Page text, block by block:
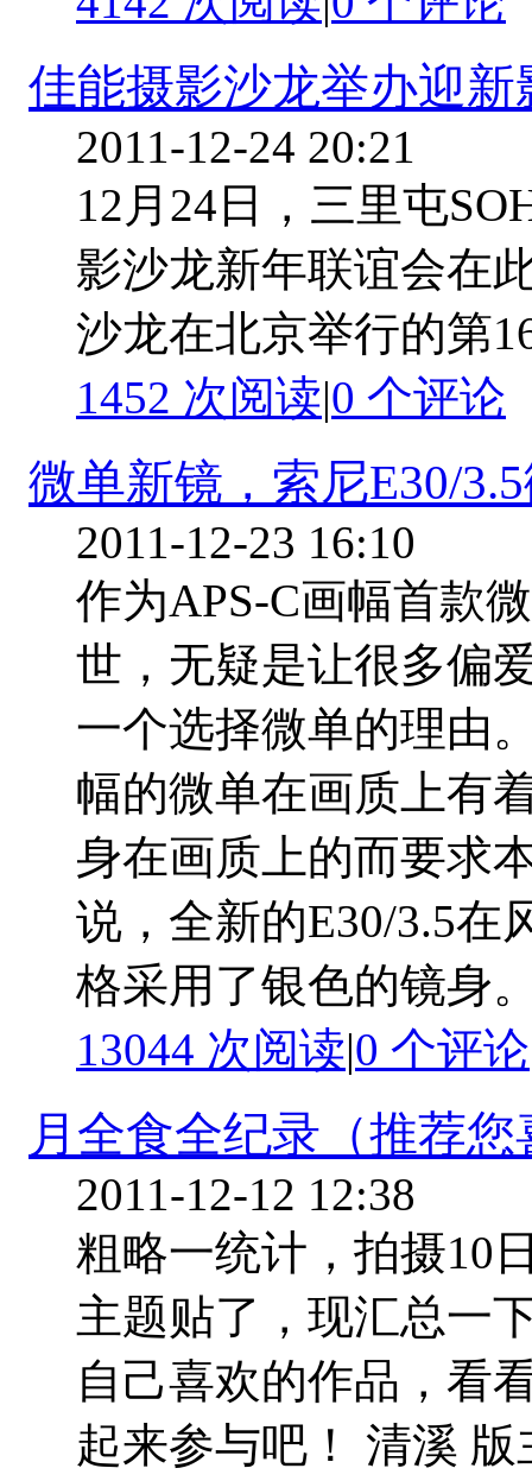
佳能摄影沙龙举办迎新
2011-12-24 20:21
12月24日，三里屯
影沙龙新年联谊会在
沙龙在北京举行的第
1452 次阅读|0 个评论
微单新镜，索尼E30/
2011-12-23 16:10
作为APS-C画幅首款
世，无疑是让很多偏
一个选择微单的理由
幅的微单在画质上有
身在画质上的而要求
说，全新的E30/3.5在
格采用了银色的镜身
13044 次阅读|0 个评论
月全食全纪录（推荐
2011-12-12 12:38
粗略一统计，拍摄10
主题贴了，现汇总一
自己喜欢的作品，看
起来参与吧！ 清溪